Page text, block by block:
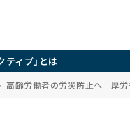
ィブ」とは
高齢労働者の労災防止へ 厚